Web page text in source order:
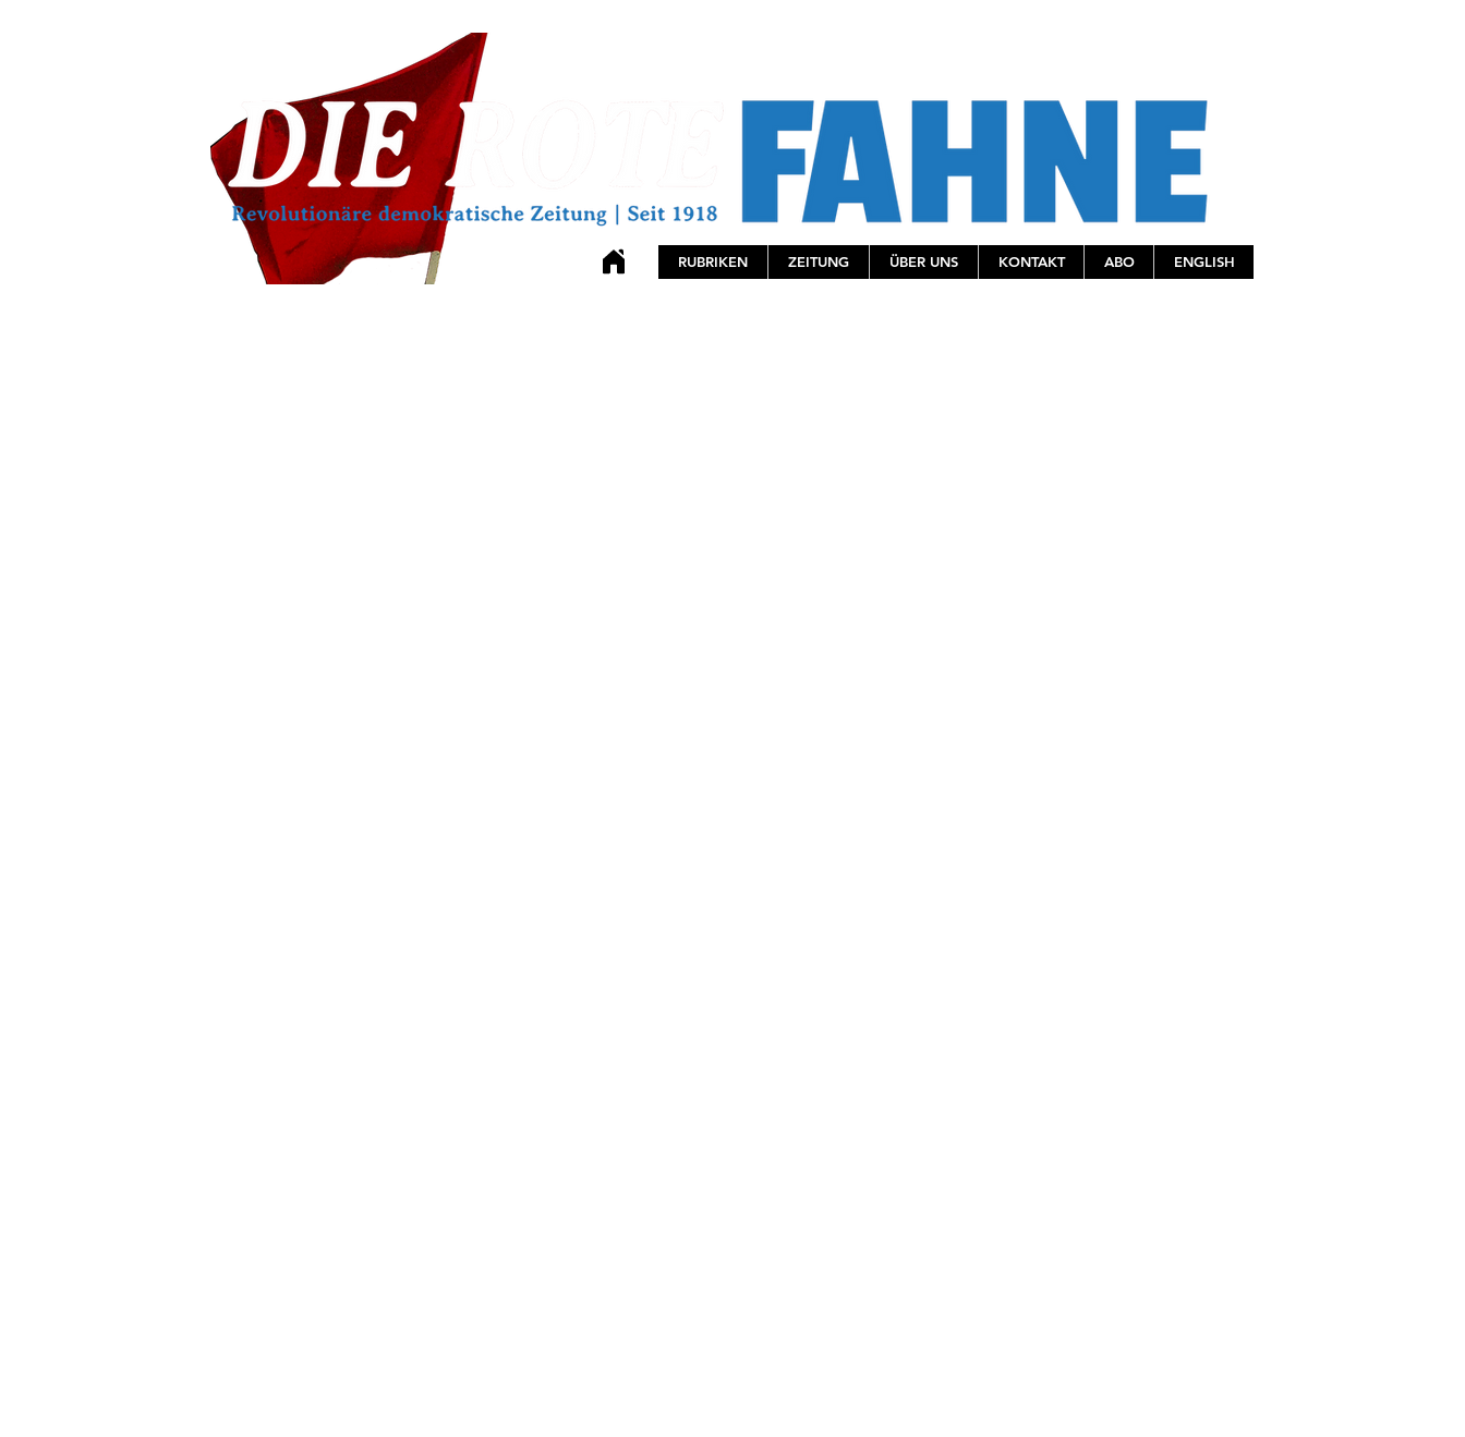
RUBRIKEN ZEITUNG ÜBER UNS KONTAKT ABO ENGLISH